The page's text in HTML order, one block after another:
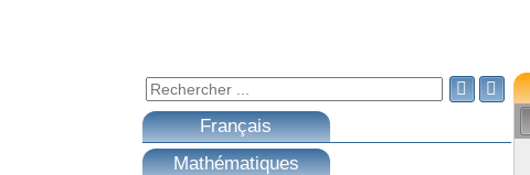
 
Français
Mathématiques